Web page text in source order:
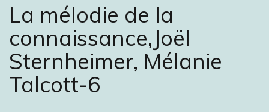
La mélodie de la
connaissance,Joël
Sternheimer, Mélanie
Talcott-6